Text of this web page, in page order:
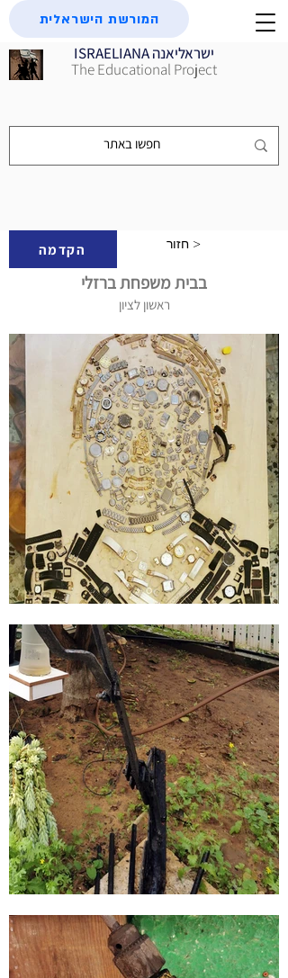
ISRAELIANA ישראליאנה
The Educational Project
המורשת הישראלית
הקדמה חזור >
בבית משפחת ברזלי
ראשון לציון